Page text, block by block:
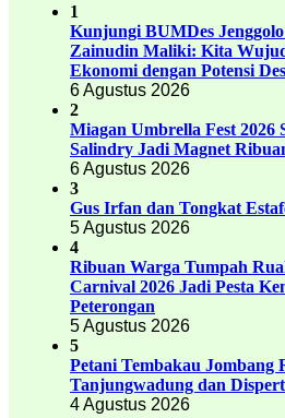
1
Kunjungi BUMDes
Zainudin Maliki: Kita
Ekonomi dengan Potensi
6 Agustus 2026
2
Miagan Umbrella Fest 2026
Salindry Jadi Magnet
6 Agustus 2026
3
Gus Irfan dan Tongkat
5 Agustus 2026
4
Ribuan Warga Tumpah
Carnival 2026 Jadi Pesta
Peterongan
5 Agustus 2026
5
Petani Tembakau Jombang
Tanjungwadung dan
4 Agustus 2026